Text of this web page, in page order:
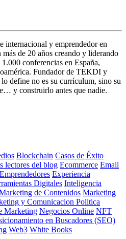
internacional y emprendedor en
de 20 años creando y liderando
conferencias en España,
Fundador de TEKDI y
define no es su currículum, sino su
y construirlo antes que nadie.
Blockchain Casos de Éxito
lectores del blog Ecommerce Email
Emprendedores Experiencia
Digitales Inteligencia
de Contenidos Marketing
y Comunicacion Politica
Marketing Negocios Online NFT
en Buscadores (SEO)
Web3 White Books